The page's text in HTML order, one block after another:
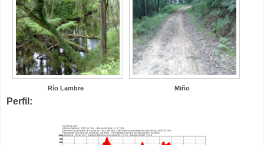
Río Lambre Miño
Perfil: